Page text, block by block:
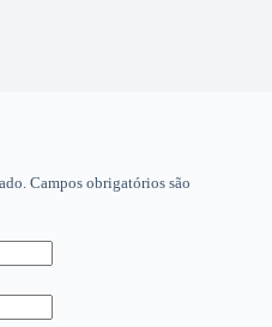
Campos obrigatórios são